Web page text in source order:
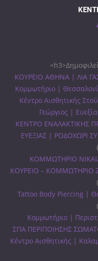
ΚΟΥΡΕΙΟ ΑΘΗΝΑ | ΛΙΑ
Κομμωτήριο |
Κέντρο Αισθητικής
Γεώργιος |
ΚΕΝΤΡΟ ΕΝΑΛΑΚΤΙΚΗΣ
ΕΥΕΞΙΑΣ | ΡΟΔΟΧΩΡΙ
ΚΟΜΜΩΤΗΡΙΟ
ΚΟΥΡΕΙΟ –
Tattoo Body Piercing |
Κομμωτήριο |
ΣΠΑ ΠΕΡΙΠΟΙΗΣΗΣ
Κέντρο Αισθητικής |